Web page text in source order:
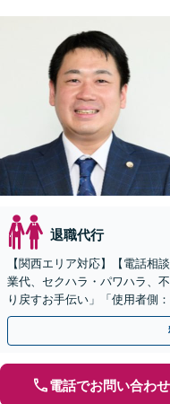
退職代行
【関西エリア対応】【電話相
業代、セクハラ・パワハラ、
り戻すお手伝い」「使用者側
ポート」【スポット契約・顧
電話でお問い合わせ